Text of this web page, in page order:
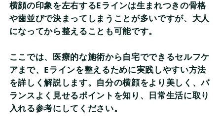
横顔の印象を左右するEラインは生まれつきの骨格
や歯並びで決まってしまうことが多いですが、大人
になってから整えることも可能です。
ここでは、医療的な施術から自宅でできるセルフケ
アまで、Eラインを整えるために実践しやすい方法
を詳しく解説します。自分の横顔をより美しく、バ
ランスよく見せるポイントを知り、日常生活に取り
入れる参考にしてください。